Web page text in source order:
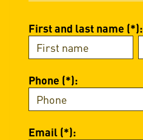
First and last name (*):
Phone (*):
Email (*):